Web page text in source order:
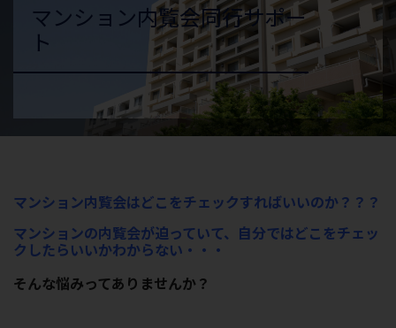
マンション内覧会同行サポー
ト
マンション内覧会はどこをチェックすればいいのか？？？
マンションの内覧会が迫っていて、自分ではどこをチェッ
クしたらいいかわからない・・・
そんな悩みってありませんか？